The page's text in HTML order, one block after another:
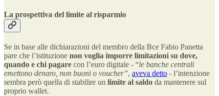
La prospettiva del limite al risparmio
Se in base alle dichiarazioni del membro della Bce Fabio Panetta
pare che l’istituzione non voglia imporre limitazioni su dove,
quando e chi pagare con l’euro digitale - “le banche centrali
emettono denaro, non buoni o voucher”, aveva detto - l’intenzione
sembra però quella di stabilire un limite al saldo da mantenere sul
proprio wallet.